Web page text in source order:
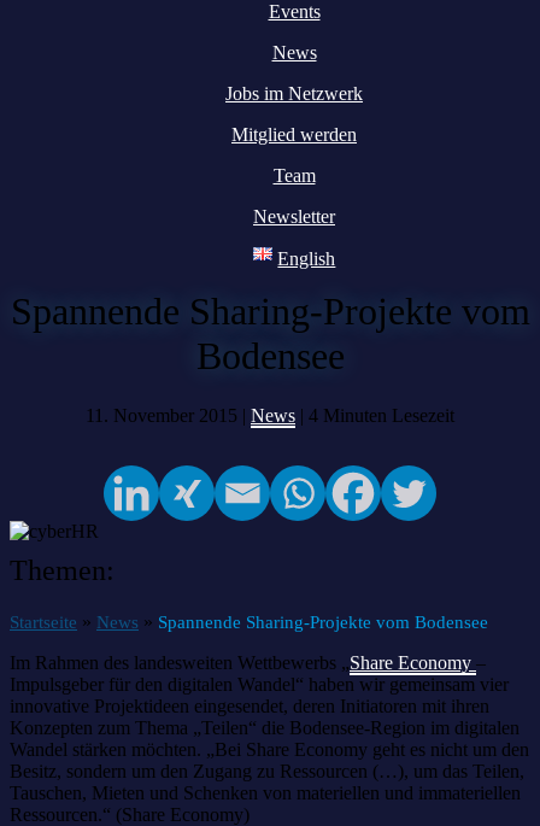
Events
News
Jobs im Netzwerk
Mitglied werden
Team
Newsletter
English
Spannende Sharing-Projekte vom
Bodensee
11. November 2015 | News | 4 Minuten Lesezeit
Themen:
Startseite » News » Spannende Sharing-Projekte vom Bodensee
Im Rahmen des landesweiten Wettbewerbs „Share Economy –
Impulsgeber für den digitalen Wandel“ haben wir gemeinsam vier
innovative Projektideen eingesendet, deren Initiatoren mit ihren
Konzepten zum Thema „Teilen“ die Bodensee-Region im digitalen
Wandel stärken möchten. „Bei Share Economy geht es nicht um den
Besitz, sondern um den Zugang zu Ressourcen (…), um das Teilen,
Tauschen, Mieten und Schenken von materiellen und immateriellen
Ressourcen.“ (Share Economy)